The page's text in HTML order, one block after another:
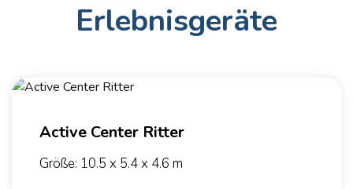
Erlebnisgeräte
Active Center Ritter
Größe: 10.5 x 5.4 x 4.6 m